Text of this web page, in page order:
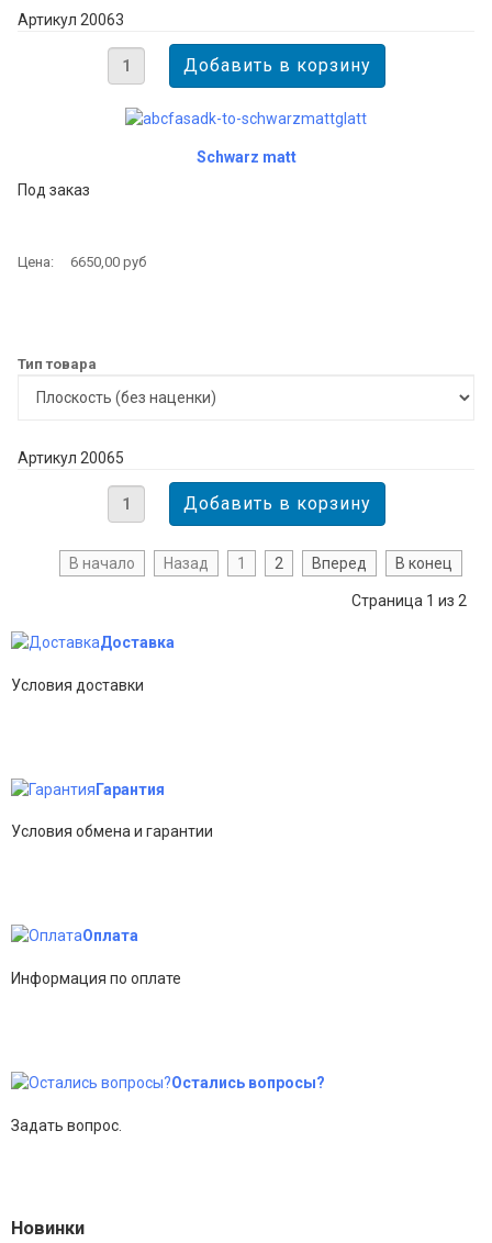
Артикул 20063
Schwarz matt
Под заказ
Цена: 6650,00 руб
Тип товара
Артикул 20065
В начало Назад 1 2 Вперед В конец
Страница 1 из 2
Доставка
Условия доставки
Гарантия
Условия обмена и гарантии
Оплата
Информация по оплате
Остались вопросы?
Задать вопрос.
Новинки